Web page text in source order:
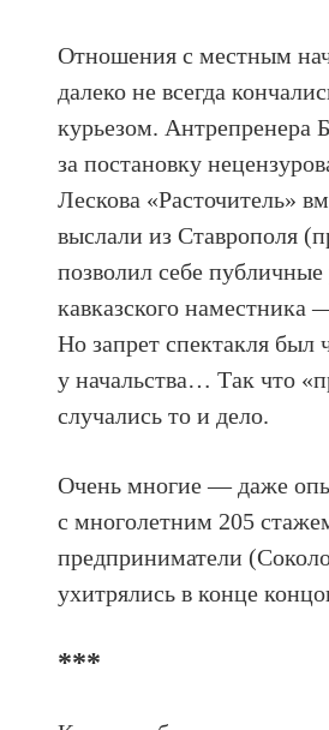
Отношения с местным
далеко не всегда
курьезом. Антрепренера
за постановку
Лескова «Расточитель»
выслали из Ставрополя
позволил себе публичные
кавказского наместника
Но запрет спектакля был
у начальства… Так что
случались то и дело.
Очень многие — даже
с многолетним 205
предприниматели
ухитрялись в конце
***